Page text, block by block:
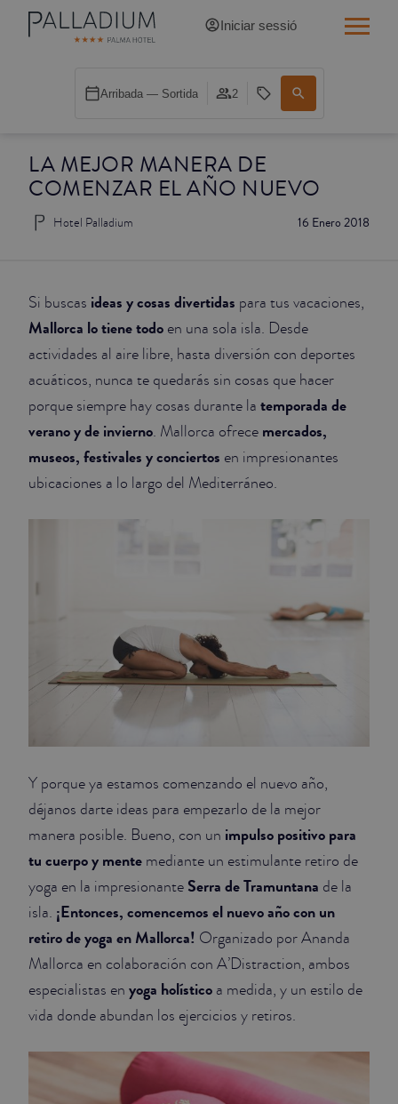
LA MEJOR MANERA DE
COMENZAR EL AÑO NUEVO
16 Enero 2018
Hotel Palladium
Si buscas ideas y cosas divertidas para tus vacaciones,
Mallorca lo tiene todo en una sola isla. Desde
actividades al aire libre, hasta diversión con deportes
acuáticos, nunca te quedarás sin cosas que hacer
porque siempre hay cosas durante la temporada de
verano y de invierno. Mallorca ofrece mercados,
museos, festivales y conciertos en impresionantes
ubicaciones a lo largo del Mediterráneo.
Y porque ya estamos comenzando el nuevo año,
déjanos darte ideas para empezarlo de la mejor
manera posible. Bueno, con un impulso positivo para
tu cuerpo y mente mediante un estimulante retiro de
yoga en la impresionante Serra de Tramuntana de la
isla. ¡Entonces, comencemos el nuevo año con un
retiro de yoga en Mallorca! Organizado por Ananda
Mallorca en colaboración con A’Distraction, ambos
especialistas en yoga holístico a medida, y un estilo de
vida donde abundan los ejercicios y retiros.
Iniciar sessió
Arribada — Sortida 2
INDIVIDUAL BALCÓ CATEDRAL
DOBLE WHITE
SUPERIOR
JUNIOR SUITES
SUITE